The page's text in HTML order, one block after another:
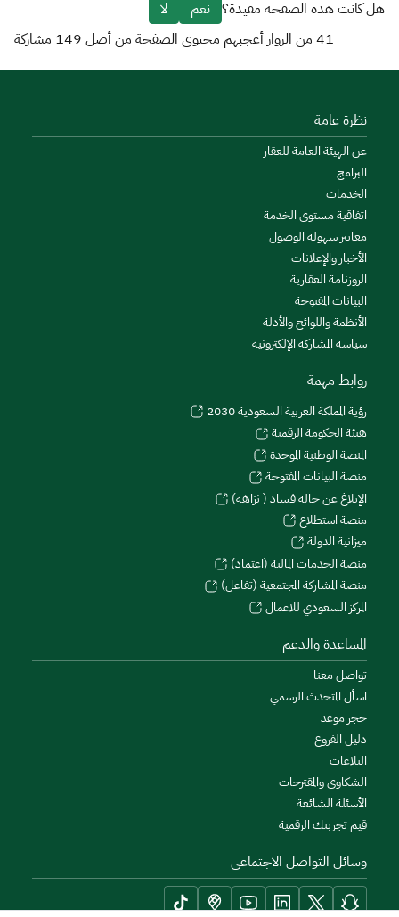
هل كانت هذه الصفحة مفيدة؟ نعم
لا
41 من الزوار أعجبهم محتوى الصفحة من أصل 149 مشاركة
نظرة عامة
عن الهيئة العامة للعقار
البرامج
الخدمات
اتفاقية مستوى الخدمة
معايير سهولة الوصول
الأخبار والإعلانات
الروزنامة العقارية
البيانات المفتوحة
الأنظمة واللوائح والأدلة
سياسة المشاركة الإلكترونية
روابط مهمة
رؤية المملكة العربية السعودية 2030
هيئة الحكومة الرقمية
المنصة الوطنية الموحدة
منصة البيانات المفتوحة
الإبلاغ عن حالة فساد ( نزاهة)
منصة استطلاع
ميزانية الدولة
منصة الخدمات المالية (اعتماد)
منصة المشاركة المجتمعية (تفاعل)
المركز السعودي للاعمال
المساعدة والدعم
تواصل معنا
اسأل المتحدث الرسمي
حجز موعد
دليل الفروع
البلاغات
الشكاوى والمقترحات
الأسئلة الشائعة
قيم تجربتك الرقمية
وسائل التواصل الاجتماعي